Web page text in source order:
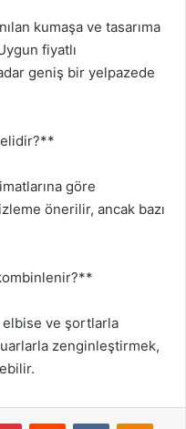
kumaşa ve tasarıma
fiyatlı
geniş bir yelpazede
göre
önerilir, ancak bazı
ve şortlarla
zenginleştirmek,
PinterestReddit VKontakte